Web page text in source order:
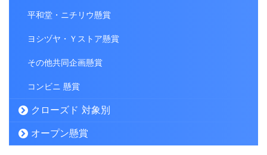
平和堂・ニチリウ懸賞
ヨシヅヤ・Ｙストア懸賞
その他共同企画懸賞
コンビニ 懸賞
クローズド 対象別
オープン懸賞